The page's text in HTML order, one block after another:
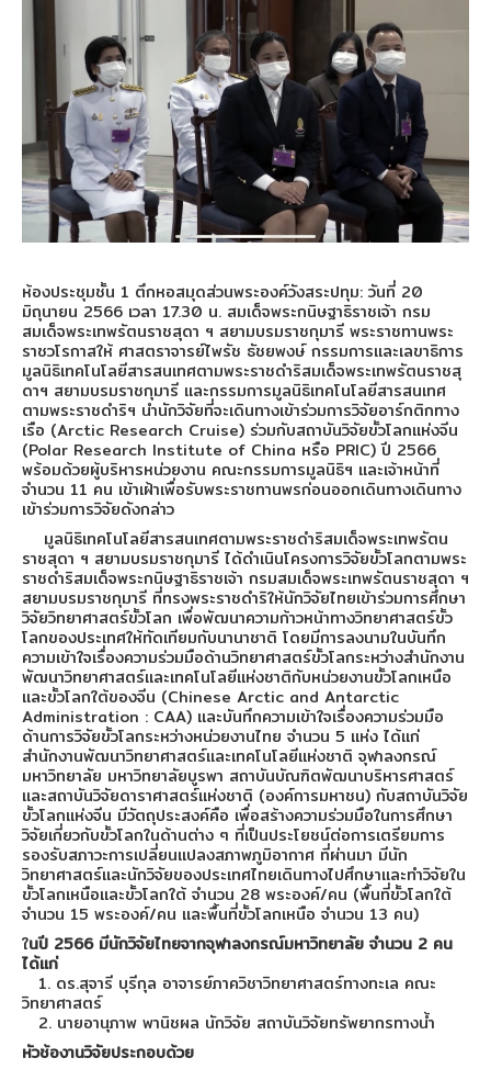
ห้องประชุมชั้น 1 ตึกหอสมุดส่วนพระองค์วังสระปทุม: วันที่ 20
มิถุนายน 2566 เวลา 17.30 น. สมเด็จพระกนิษฐาธิราชเจ้า กรม
สมเด็จพระเทพรัตนราชสุดา ฯ สยามบรมราชกุมารี พระราชทานพระ
ราชวโรกาสให้ ศาสตราจารย์ไพรัช ธัชยพงษ์ กรรมการและเลขาธิการ
มูลนิธิเทคโนโลยีสารสนเทศตามพระราชดำริสมเด็จพระเทพรัตนราชสุ
ดาฯ สยามบรมราชกุมารี และกรรมการมูลนิธิเทคโนโลยีสารสนเทศ
ตามพระราชดำริฯ นำนักวิจัยที่จะเดินทางเข้าร่วมการวิจัยอาร์กติกทาง
เรือ (Arctic Research Cruise) ร่วมกับสถาบันวิจัยขั้วโลกแห่งจีน
(Polar Research Institute of China หรือ PRIC) ปี 2566
พร้อมด้วยผู้บริหารหน่วยงาน คณะกรรมการมูลนิธิฯ และเจ้าหน้าที่
จำนวน 11 คน เข้าเฝ้าเพื่อรับพระราชทานพรก่อนออกเดินทางเดินทาง
เข้าร่วมการวิจัยดังกล่าว
มูลนิธิเทคโนโลยีสารสนเทศตามพระราชดำริสมเด็จพระเทพรัตน
ราชสุดา ฯ สยามบรมราชกุมารี ได้ดำเนินโครงการวิจัยขั้วโลกตามพระ
ราชดำริสมเด็จพระกนิษฐาธิราชเจ้า กรมสมเด็จพระเทพรัตนราชสุดา ฯ
สยามบรมราชกุมารี ที่ทรงพระราชดำริให้นักวิจัยไทยเข้าร่วมการศึกษา
วิจัยวิทยาศาสตร์ขั้วโลก เพื่อพัฒนาความก้าวหน้าทางวิทยาศาสตร์ขั้ว
โลกของประเทศให้ทัดเทียมกับนานาชาติ โดยมีการลงนามในบันทึก
ความเข้าใจเรื่องความร่วมมือด้านวิทยาศาสตร์ขั้วโลกระหว่างสำนักงาน
พัฒนาวิทยาศาสตร์และเทคโนโลยีแห่งชาติกับหน่วยงานขั้วโลกเหนือ
และขั้วโลกใต้ของจีน (Chinese Arctic and Antarctic
Administration : CAA) และบันทึกความเข้าใจเรื่องความร่วมมือ
ด้านการวิจัยขั้วโลกระหว่างหน่วยงานไทย จำนวน 5 แห่ง ได้แก่
สำนักงานพัฒนาวิทยาศาสตร์และเทคโนโลยีแห่งชาติ จุฬาลงกรณ์
มหาวิทยาลัย มหาวิทยาลัยบูรพา สถาบันบัณฑิตพัฒนาบริหารศาสตร์
และสถาบันวิจัยดาราศาสตร์แห่งชาติ (องค์การมหาชน) กับสถาบันวิจัย
ขั้วโลกแห่งจีน มีวัตถุประสงค์คือ เพื่อสร้างความร่วมมือในการศึกษา
วิจัยเกี่ยวกับขั้วโลกในด้านต่าง ๆ ที่เป็นประโยชน์ต่อการเตรียมการ
รองรับสภาวะการเปลี่ยนแปลงสภาพภูมิอากาศ ที่ผ่านมา มีนัก
วิทยาศาสตร์และนักวิจัยของประเทศไทยเดินทางไปศึกษาและทำวิจัยใน
ขั้วโลกเหนือและขั้วโลกใต้ จำนวน 28 พระองค์/คน (พื้นที่ขั้วโลกใต้
จำนวน 15 พระองค์/คน และพื้นที่ขั้วโลกเหนือ จำนวน 13 คน)
ในปี 2566 มีนักวิจัยไทยจากจุฬาลงกรณ์มหาวิทยาลัย จำนวน 2 คน
ได้แก่
1. ดร.สุจารี บุรีกุล อาจารย์ภาควิชาวิทยาศาสตร์ทางทะเล คณะ
วิทยาศาสตร์
2. นายอานุภาพ พานิชผล นักวิจัย สถาบันวิจัยทรัพยากรทางน้ำ
หัวช้องานวิจัยประกอบด้วย